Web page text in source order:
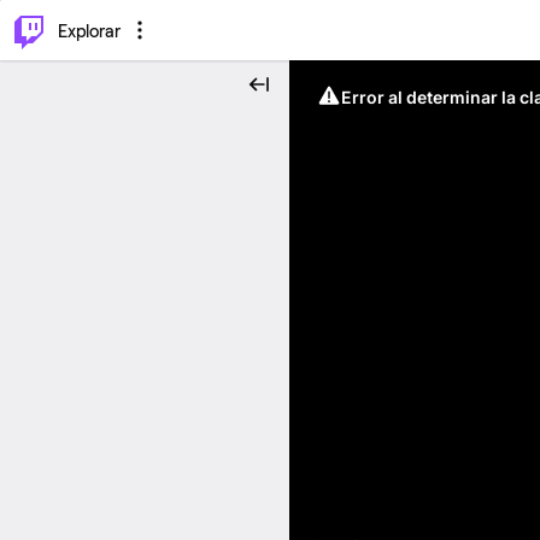
Explorar
Error al determinar la